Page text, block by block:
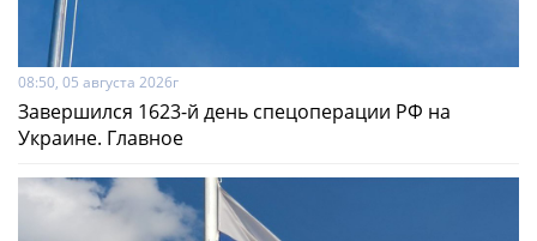
08:50, 05 августа 2026г
Завершился 1623-й день спецоперации РФ на
Украине. Главное